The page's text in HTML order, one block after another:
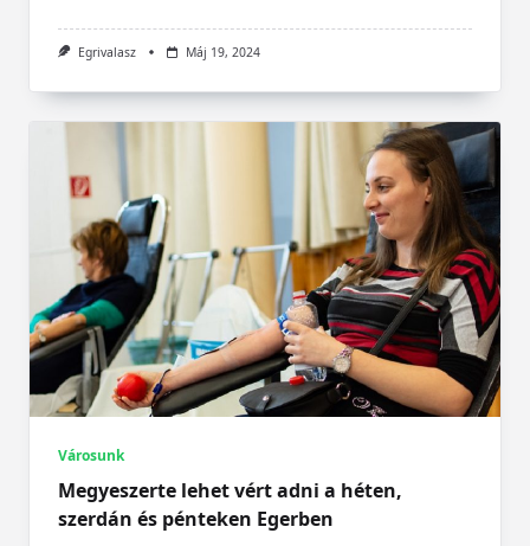
Egrivalasz Máj 19, 2024
Városunk
Megyeszerte lehet vért adni a héten,
szerdán és pénteken Egerben